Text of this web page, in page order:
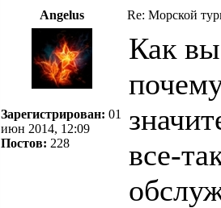
Angelus Re: Морской
Зарегистрирован: 01
июн 2014, 12:09
Постов: 228
Как
все-